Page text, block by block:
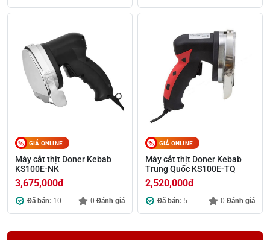
GIÁ ONLINE
Máy cắt thịt Doner Kebab
KS100E-NK
3,675,000đ
Đã bán: 10 0 Đánh giá
GIÁ ONLINE
Máy cắt thịt Doner Kebab
Trung Quốc KS100E-TQ
2,520,000đ
Đã bán: 5 0 Đánh giá